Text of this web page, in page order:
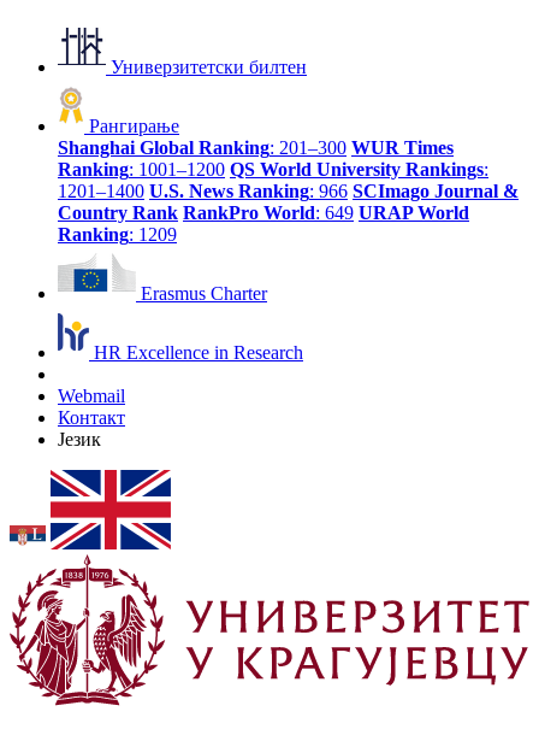
Универзитетски билтен
Рангирање
Shanghai Global Ranking: 201–300 WUR Times
Ranking: 1001–1200 QS World University Rankings:
1201–1400 U.S. News Ranking: 966 SCImago Journal &
Country Rank RankPro World: 649 URAP World
Ranking: 1209
Erasmus Charter
HR Excellence in Research
Webmail
Контакт
Језик